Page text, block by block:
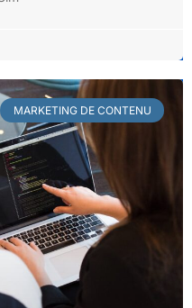
MARKETING DE CONTENU